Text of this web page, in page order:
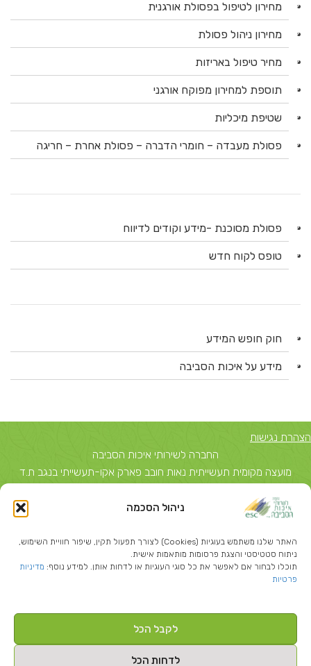
ניהול הסכמה
האתר שלנו משתמש בעוגיות (Cookies) לצורך תפעול תקין, שיפור חוויית השימוש,
ניתוח סטטיסטי והצגת פרסומות מותאמות אישית.
תוכלו לבחור אם לאפשר את כל סוגי העוגיות או לדחות אותן. למידע נוסף: מדיניות
פרטיות
לקבל הכל
לדחות הכל
מחירון לטיפול בפסולת אורגנית
מחירון ניהול פסולת
מחיר טיפול באריזות
תוספת למחירון מפוקח אורגני
שטיפת מיכליות
פסולת מעבדה – חומרי הדברה – פסולת אחרת – חריגה
פסולת מסוכנת -מידע וקודים לדיווח
טופס לקוח חדש
חוק חופש המידע
מידע על איכות הסביבה
הצהרת נגישות
החברה לשירותי איכות הסביבה
מועצה מקומית תעשייתית נאות חובב פארק אקו-תעשייתי בנגב ת.ד
יצחק שדה 40, תל אביב ת.ד 51631 תל אביב 67212 טל: 03-
5374850
info@escil.co.il
-בניית אתרי וורדפרס
כל הזכויות שמורות להחברה לשירותי איכות הסביבה ©